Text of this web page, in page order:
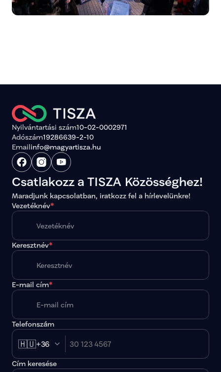
Nyilvántartási szám10-02-0002971
Adószám19286639-2-10
Emailinfo@magyartisza.hu
Csatlakozz a TISZA Közösséghez!
Maradjunk kapcsolatban, iratkozz fel a hírlevelünkre!
Vezetéknév*
Keresztnév*
E-mail cím*
Telefonszám
🇭🇺+36
Cím keresése